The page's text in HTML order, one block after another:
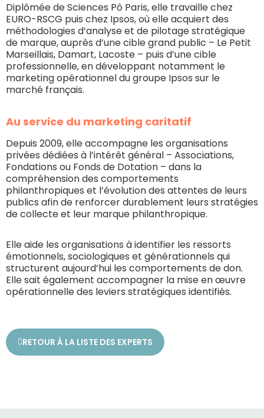
Diplômée de Sciences Pô Paris, elle travaille chez
EURO-RSCG puis chez Ipsos, où elle acquiert des
méthodologies d’analyse et de pilotage stratégique
de marque, auprès d’une cible grand public – Le Petit
Marseillais, Damart, Lacoste – puis d’une cible
professionnelle, en développant notamment le
marketing opérationnel du groupe Ipsos sur le
marché français.
Au service du marketing caritatif
Depuis 2009, elle accompagne les organisations
privées dédiées à l’intérêt général – Associations,
Fondations ou Fonds de Dotation – dans la
compréhension des comportements
philanthropiques et l’évolution des attentes de leurs
publics afin de renforcer durablement leurs stratégies
de collecte et leur marque philanthropique.
Elle aide les organisations à identifier les ressorts
émotionnels, sociologiques et générationnels qui
structurent aujourd’hui les comportements de don.
Elle sait également accompagner la mise en œuvre
opérationnelle des leviers stratégiques identifiés.
RETOUR À LA LISTE DES EXPERTS